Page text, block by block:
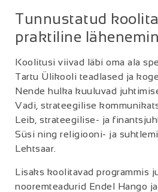
Tunnustatud
praktiline
Koolitusi viivad läbi oma ala
Tartu Ülikooli teadlased ja
Nende hulka kuuluvad
Vadi, strateegilise
Leib, strateegilise- ja
Süsi ning religiooni- ja
Lehtsaar.
Lisaks koolitavad programmis
nooremteadurid Endel Hango